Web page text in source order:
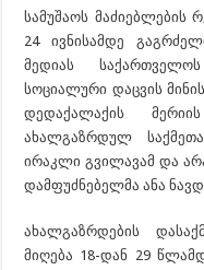
სამუშაოს მაძიებლების
24 ივნისამდე
მედიას
სოციალური დაცვის
დედაქალაქის
ახალგაზრდულ
ირაკლი გვილავამ და
დამფუძნებელმა ანა
ახალგაზრდების
მიღება 18-დან 29